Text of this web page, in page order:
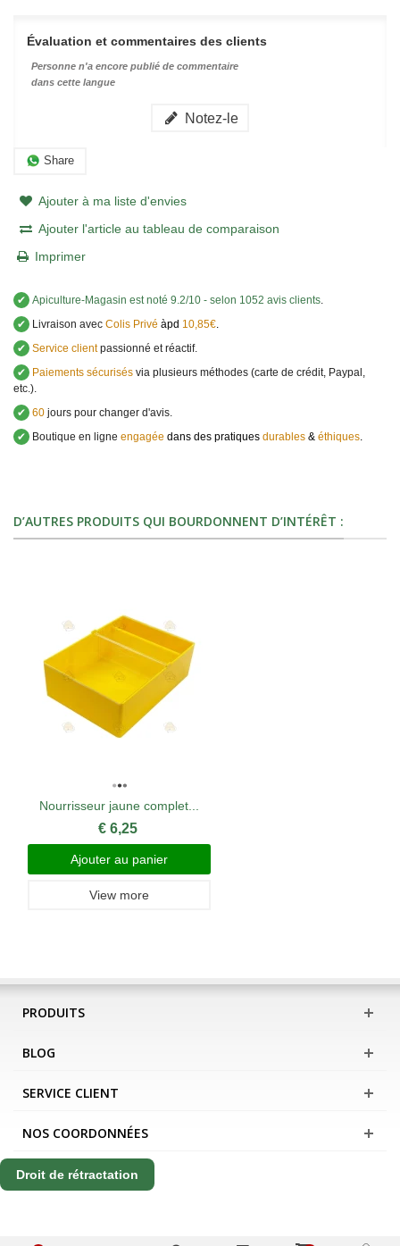
Évaluation et commentaires des clients
Personne n'a encore publié de commentaire
dans cette langue
Notez-le
Share
Ajouter à ma liste d'envies
Ajouter l'article au tableau de comparaison
Imprimer
✔ Apiculture-Magasin est noté 9.2/10 - selon 1052 avis clients
✔
Livraison avec Colis Privé àpd 10,85€
✔ Service clientpassionné et réactif.
✔
Paiements sécurisés via plusieurs méthodes (carte de crédit, Paypal,
etc.).
✔ 60 jours pour changer d'avis.
✔
Boutique en ligne engagée dans des pratiques durables & éthiques
D’AUTRES PRODUITS QUI BOURDONNENT D’INTÉRÊT :
Nourrisseur jaune complet...
€ 6,25
Ajouter au panier
View more
PRODUITS
BLOG
SERVICE CLIENT
NOS COORDONNÉES
Droit de rétractation